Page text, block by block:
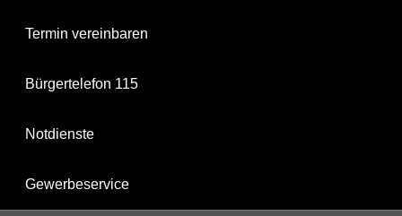
Termin vereinbaren
Bürgertelefon 115
Notdienste
Gewerbeservice